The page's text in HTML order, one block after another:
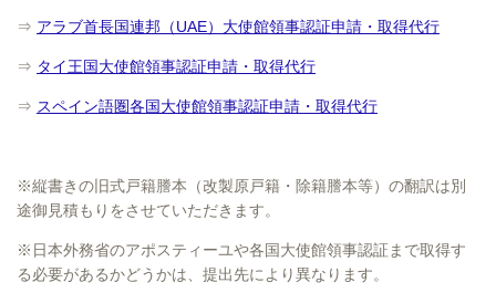
⇒ アラブ首長国連邦（UAE）大使館領事認証申請・取得代行
⇒ タイ王国大使館領事認証申請・取得代行
⇒ スペイン語圏各国大使館領事認証申請・取得代行
※縦書きの旧式戸籍謄本（改製原戸籍・除籍謄本等）の翻訳は別
途御見積もりをさせていただきます。
※日本外務省のアポスティーユや各国大使館領事認証まで取得す
る必要があるかどうかは、提出先により異なります。